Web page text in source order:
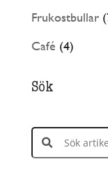
Frukostbullar
Café 44
Sök
Search products: